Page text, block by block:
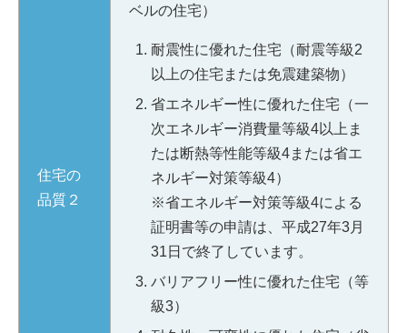
住宅の
品質２
ベルの住宅）
耐震性に優れた住宅（耐震等級2
以上の住宅または免震建築物）
省エネルギー性に優れた住宅（一
次エネルギー消費量等級4以上ま
たは断熱等性能等級4または省エ
ネルギー対策等級4）
※省エネルギー対策等級4による
証明書等の申請は、平成27年3月
31日で終了しています。
バリアフリー性に優れた住宅（等
級3）